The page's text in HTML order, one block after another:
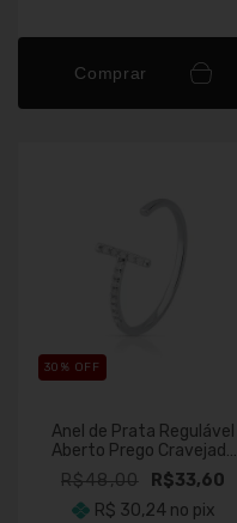
Comprar
30 % OFF
Anel de Prata Regulável
Aberto Prego Cravejado
Cristal
R$48,00
R$33,60
R$ 30,24 no pix